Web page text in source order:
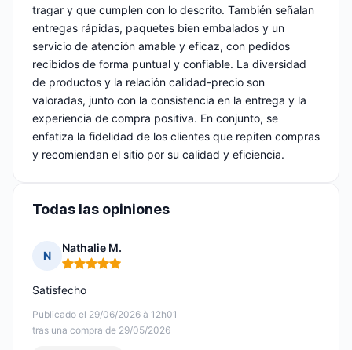
tragar y que cumplen con lo descrito. También señalan
entregas rápidas, paquetes bien embalados y un
servicio de atención amable y eficaz, con pedidos
recibidos de forma puntual y confiable. La diversidad
de productos y la relación calidad-precio son
valoradas, junto con la consistencia en la entrega y la
experiencia de compra positiva. En conjunto, se
enfatiza la fidelidad de los clientes que repiten compras
y recomiendan el sitio por su calidad y eficiencia.
Todas las opiniones
N
Nathalie M.
Nota: 5 de 5
Publicado el 29/06/2026 à 12h01
tras una compra de 29/05/2026
Satisfecho